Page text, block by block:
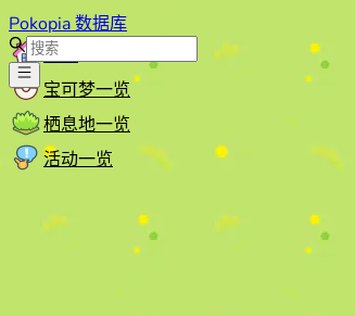
Pokopia 数据库
首页
宝可梦一览
栖息地一览
活动一览